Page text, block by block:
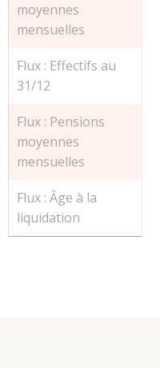
moyennes
mensuelles
Flux : Effectifs au
31/12
Flux : Pensions
moyennes
mensuelles
Flux : Âge à la
liquidation